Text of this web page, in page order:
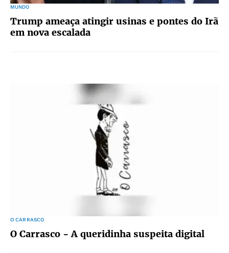
MUNDO
Trump ameaça atingir usinas e pontes do Irã
em nova escalada
O CARRASCO
O Carrasco - A queridinha suspeita digital